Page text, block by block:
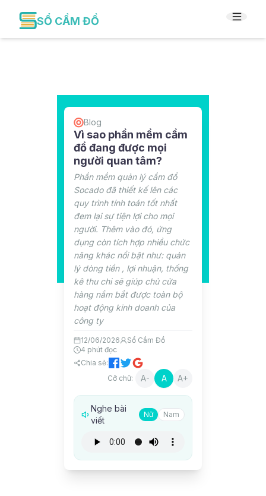
SỔ CẦM ĐỒ
Blog
Vì sao phần mềm cầm
đồ đang được mọi
người quan tâm?
Phần mềm quản lý cầm đồ
Socado đã thiết kế lên các
quy trình tính toán tốt nhất
đem lại sự tiện lợi cho mọi
người. Thêm vào đó, ứng
dụng còn tích hợp nhiều chức
năng khác nổi bật như: quản
lý dòng tiền , lợi nhuận, thống
kê thu chi sẽ giúp chủ cửa
hàng nắm bắt được toàn bộ
hoạt động kinh doanh của
công ty
12/06/2026
Sổ Cầm Đồ
4 phút đọc
Chia sẻ:
Cỡ chữ:
A- A A+
Nghe bài
viết
Nữ Nam